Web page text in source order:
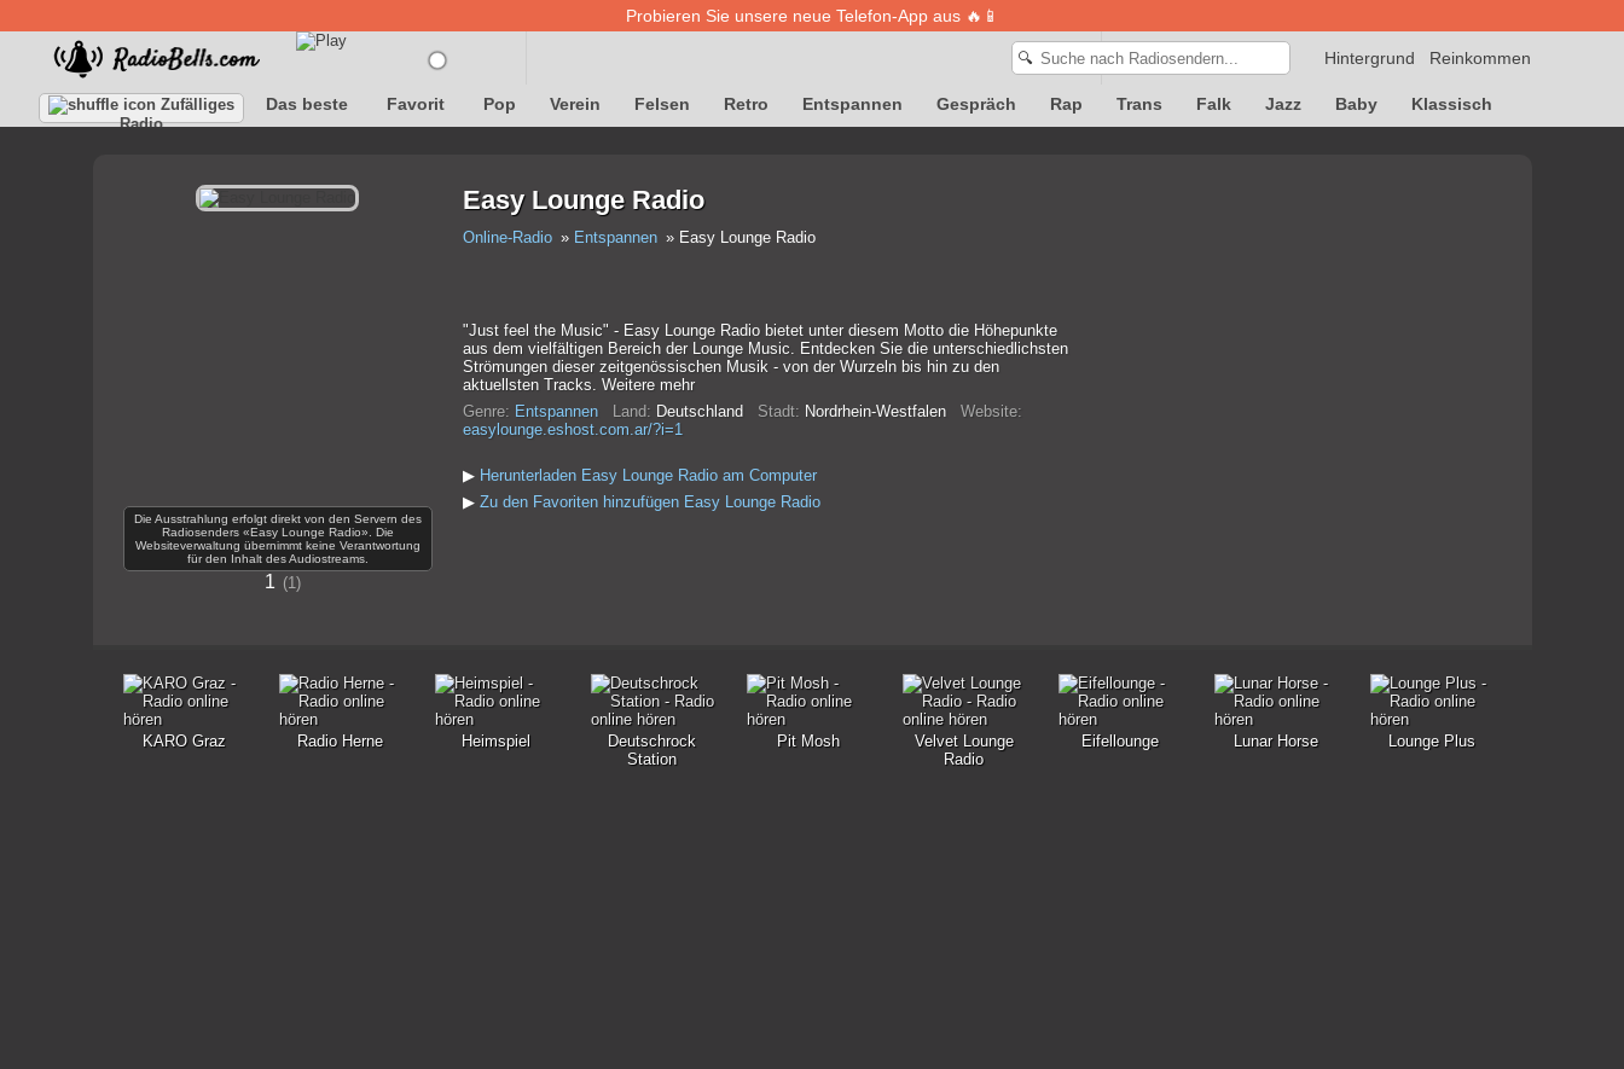
Probieren Sie unsere neue Telefon-App aus 🔥📱
Reinkommen
Hintergrund
🔍
Zufälliges
Radio
Das beste Favorit Pop Verein Felsen Retro Entspannen Gespräch Rap Trans Falk Jazz Baby Klassisch
Die Ausstrahlung erfolgt direkt von den Servern des
Radiosenders «Easy Lounge Radio». Die
Websiteverwaltung übernimmt keine Verantwortung
für den Inhalt des Audiostreams.
1 1
Easy Lounge Radio
Online-Radio Entspannen Easy Lounge Radio
"Just feel the Music" - Easy Lounge Radio bietet unter diesem Motto die Höhepunkte
aus dem vielfältigen Bereich der Lounge Music. Entdecken Sie die unterschiedlichsten
Strömungen dieser zeitgenössischen Musik - von der Wurzeln bis hin zu den
aktuellsten Tracks. Weitere mehr
Genre: Entspannen Land: Deutschland Stadt: Nordrhein-Westfalen Website:
easylounge.eshost.com.ar/?i=1
▶ Herunterladen Easy Lounge Radio am Computer
▶ Zu den Favoriten hinzufügen Easy Lounge Radio
KARO Graz Radio Herne Heimspiel
Deutschrock
Station
Pit Mosh
Velvet Lounge
Radio
Eifellounge Lunar Horse Lounge Plus